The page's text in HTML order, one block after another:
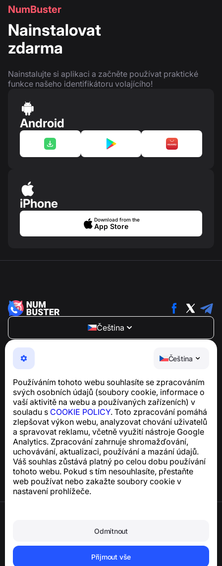
Čeština
Používáním tohoto webu souhlasíte se zpracováním
svých osobních údajů (soubory cookie, informace o
vaší aktivitě na webu a používaných zařízeních) v
souladu s COOKIE POLICY. Toto zpracování pomáhá
zlepšovat výkon webu, analyzovat chování uživatelů
a spravovat reklamu, včetně využití nástroje Google
Analytics. Zpracování zahrnuje shromažďování,
uchovávání, aktualizaci, používání a mazání údajů.
Váš souhlas zůstává platný po celou dobu používání
tohoto webu. Pokud s tím nesouhlasíte, přestaňte
web používat nebo zakažte soubory cookie v
nastavení prohlížeče.
Odmítnout
Přijmout vše
NumBuster
Nainstalovat
zdarma
Nainstalujte si aplikaci a začněte používat praktické
funkce našeho identifikátoru volajícího!
Android
iPhone
Download from the
App Store
Čeština
NumBuster © 2013—2026 ·
Snadno použitelná aplikace, která vás chrání před
telefonními podvody, spamem a nevyžádanými
Pro dotazy týkající se souladu s GDPR:
support@numbuster.com
Centrum nápovědy
Zprávy a články
O projektu
Kontakty
Zásady používání souborů cookie
Smazání účtu a osobních údajů